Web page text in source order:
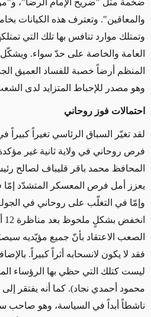
ضخمة مثل "ضريح الإمام الرضا"،
والمعاقين". وتعترف هذه الكيانات
وتمتلك موارد تنافس بها تلك التي
العامة والخاصة على حدّ سواء. ويشكّل
المنظم أرضاً خصبة للفساد العميق
وهو مصدر للإحباط المتزايد لدى
احتمالات فوز روحاني
لقد تغيّر السباق الرئاسي تغيراً كبيراً
فرص روحاني في ولاية ثانية غير
المحافظ محمد باقر قليباف لصالح
يعزز أمل فرص المعسكر المتشدّد إمّا
وإمّا في التغلّب على روحاني في
الصعب الاعتقاد بأنّ جميع مؤيّديه
فقد لا يكون لانسحابه أثراً كبيراً.
ليست كتلك التي حظي بها الرؤساء
محمود أحمدي نجاد). كما أنه يفتقر إلى
ناشطاً أبداً في السياسة، وهو صاحب